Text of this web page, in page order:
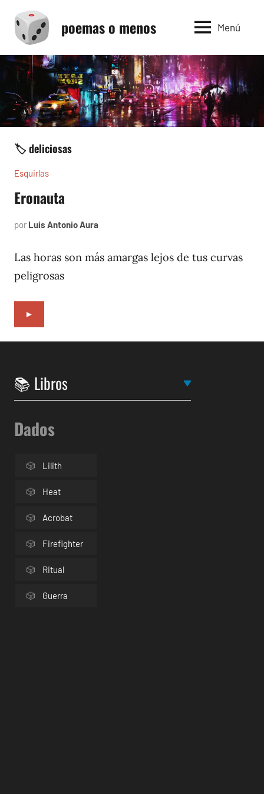
contenido
poemas o menos Menú
🏷️ deliciosas
Esquirlas
Eronauta
por Luis Antonio Aura
2024
Las horas son más amargas lejos de tus curvas
peligrosas
►
Dados
Lilith
Heat
Acrobat
Firefighter
Ritual
Guerra